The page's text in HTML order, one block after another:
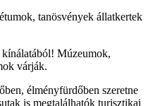
tanösvények állatkertek
Múzeumok,
várják.
élményfürdőben szeretne
is megtalálhatók turisztikai